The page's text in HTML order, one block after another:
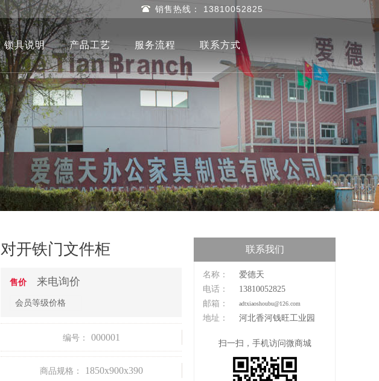
销售热线： 13810052825
锁具说明 产品工艺 服务流程 联系方式
对开铁门文件柜
售价 来电询价
会员等级价格
编号： 000001
商品规格： 1850x900x390
联系我们
名称：
爱德天
电话：
13810052825
邮箱：
adtxiaoshoubu@126.com
地址： 河北香河钱旺工业园
扫一扫，手机访问微商城